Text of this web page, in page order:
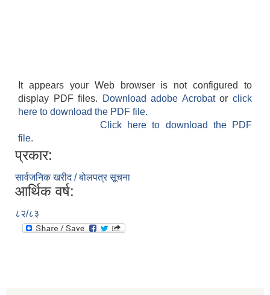
It appears your Web browser is not configured to
display PDF files.
Download adobe Acrobatorclick
here to download the PDF file.
Click here to download the PDF
file.
प्रकार:
सार्वजनिक खरीद / बोलपत्र सूचना
आर्थिक वर्ष:
८२/८३